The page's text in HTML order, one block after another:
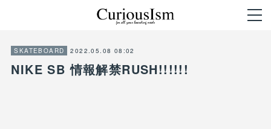
SKATEBOARD 2022.05.08 08:02
NIKE SB 情報解禁RUSH!!!!!!